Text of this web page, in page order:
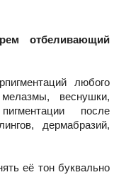
отбеливающий
любого
веснушки,
после
дермабразий,
её тон буквально